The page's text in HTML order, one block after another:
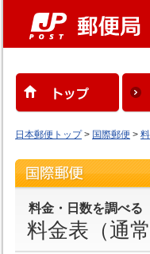
日本郵便トップ> 国際郵便 >
料金・日数を調べる
料金表（通